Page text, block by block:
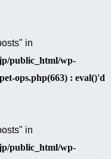
in
public_html/wp-
ops.php(663) : eval()'d
in
public_html/wp-